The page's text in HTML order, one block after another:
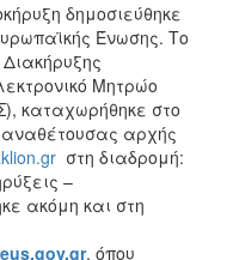
δημοσιεύθηκε
Ένωσης. Το
Μητρώο
καταχωρήθηκε στο
αναθέτουσας αρχής
στη διαδρομή:
–
ακόμη και στη
.gov.gr, όπου